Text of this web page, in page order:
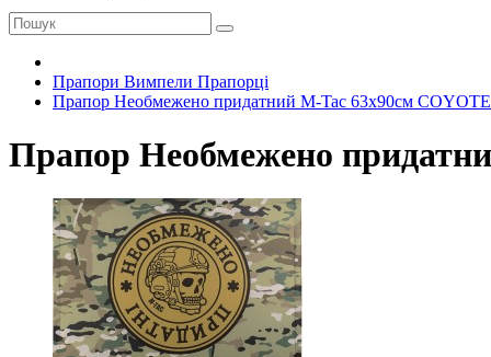
Прапори Вимпели Прапорці
Прапор Необмежено придатний M-Tac 63x90см
Прапор Необмежено